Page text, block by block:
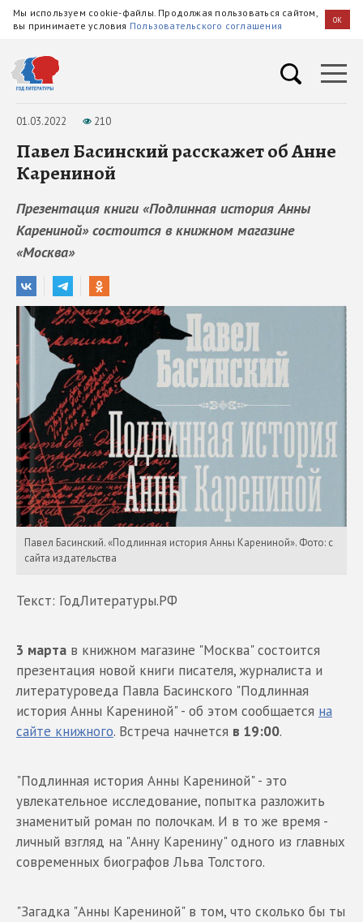
Мы используем cookie-файлы. Продолжая пользоваться сайтом,
вы принимаете условия Пользовательского соглашения OK
01.03.2022 210
Павел Басинский расскажет об Анне
Карениной
Презентация книги «Подлинная история Анны
Карениной» состоится в книжном магазине
«Москва»
Павел Басинский. «Подлинная история Анны Карениной». Фото: с
сайта издательства
Текст: ГодЛитературы.РФ
3 марта в книжном магазине "Москва" состоится
презентация новой книги писателя, журналиста и
литературоведа Павла Басинского "Подлинная
история Анны Карениной" - об этом сообщается на
сайте книжного. Встреча начнется в 19:00.
"Подлинная история Анны Карениной" - это
увлекательное исследование, попытка разложить
знаменитый роман по полочкам. И в то же время -
личный взгляд на "Анну Каренину" одного из главных
современных биографов Льва Толстого.
"Загадка "Анны Карениной" в том, что сколько бы ты